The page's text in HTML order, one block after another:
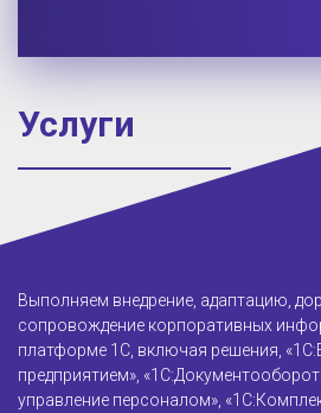
Услуги
Выполняем внедрение, адаптацию,
сопровождение корпоративных
платформе 1С, включая решения,
предприятием»,
управление персоналом»,